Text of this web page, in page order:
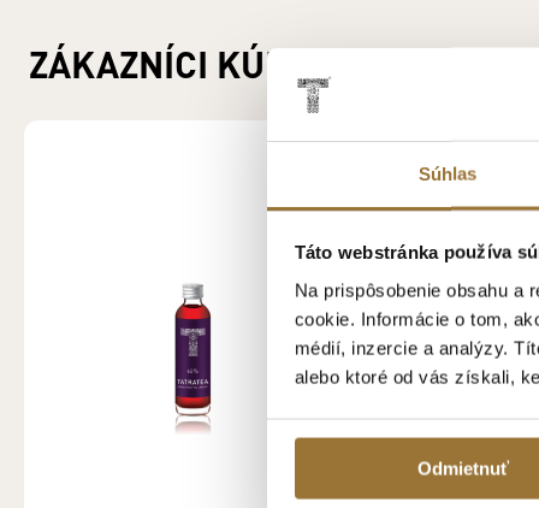
Súhlas
Táto webstránka používa
Na prispôsobenie obsahu a
cookie. Informácie o tom,
médií, inzercie a analýzy.
alebo ktoré od vás získali,
Odmietnuť
ZÁKAZNÍCI KÚPILI AJ